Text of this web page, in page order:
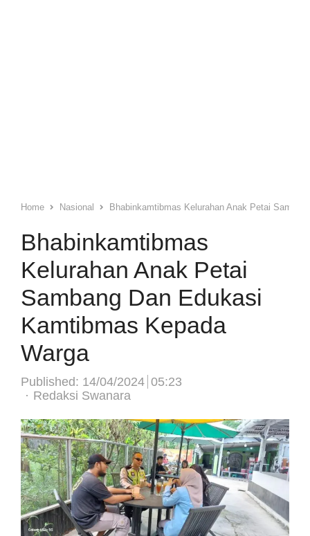
Home Nasional Bhabinkamtibmas Kelurahan Anak Petai
Bhabinkamtibmas
Kelurahan Anak Petai
Sambang Dan Edukasi
Kamtibmas Kepada
Warga
Published: 14/04/2024 05:23
Author
Redaksi Swanara